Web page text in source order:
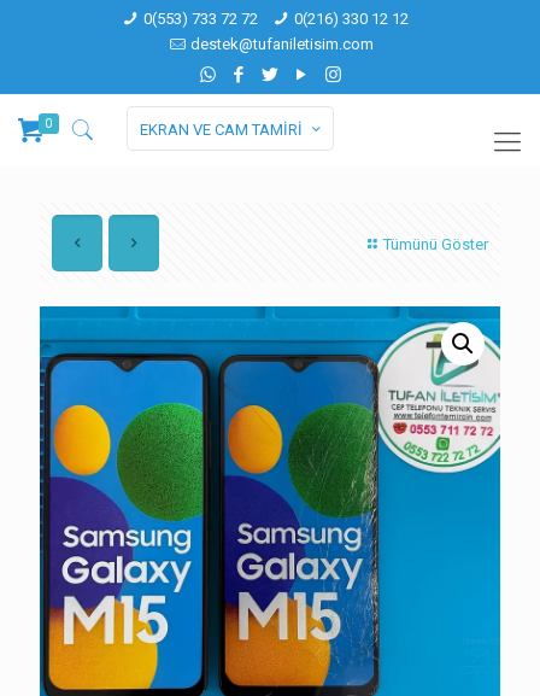
0(553) 733 72 72
0(216) 330 12 12
destek@tufaniletisim.com
0 EKRAN VE CAM TAMİRİ
Tümünü Göster